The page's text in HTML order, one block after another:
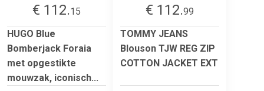
€ 112.15
HUGO Blue
Bomberjack Foraia
met opgestikte
mouwzak, iconisch...
€ 112.99
TOMMY JEANS
Blouson TJW REG ZIP
COTTON JACKET EXT